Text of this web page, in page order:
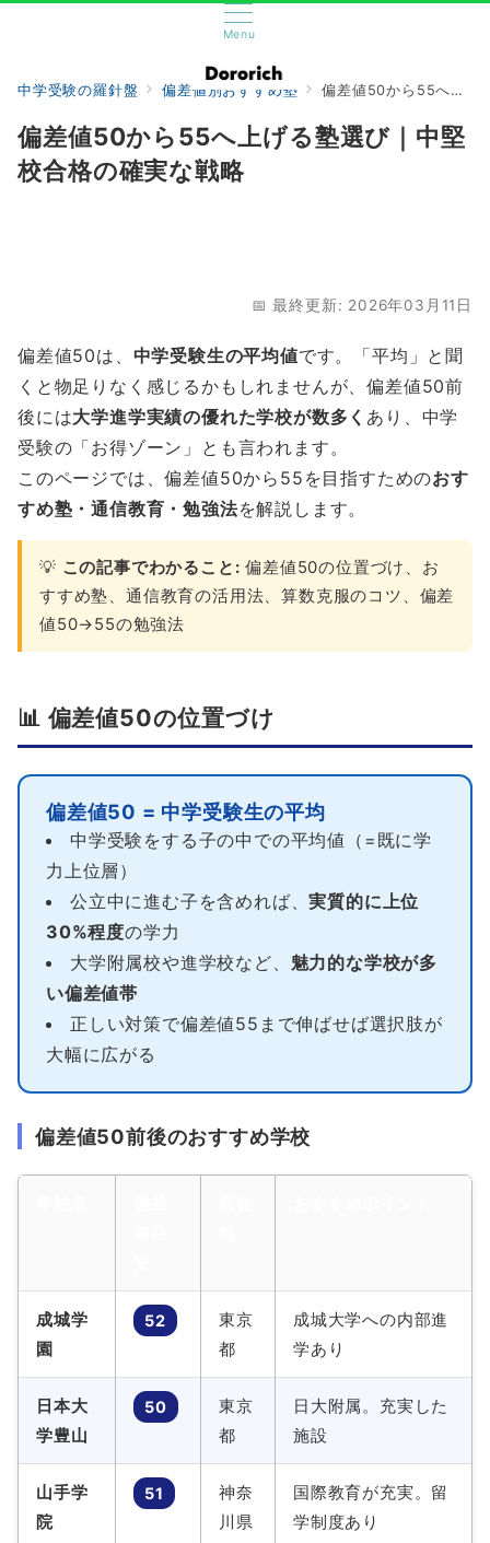
Menu
中学受験の羅針盤 偏差値別おすすめ塾 偏差値50から55へ上げる塾選び｜中堅校合格の確実な戦略
偏差値50から55へ上げる塾選び｜中堅
校合格の確実な戦略
📅 最終更新: 2026年03月11日
偏差値50は、 中学受験生の平均値です。「平均」と聞
くと物足りなく感じるかもしれませんが、偏差値50前
後には大学進学実績の優れた学校が数多く あり、中学
受験の「お得ゾーン」とも言われます。
このページでは、偏差値50から55を目指すためのおす
すめ塾・通信教育・勉強法を解説します。
💡 この記事でわかること: 偏差値50の位置づけ、お
すすめ塾、通信教育の活用法、算数克服のコツ、偏差
値50→55の勉強法
📊 偏差値50の位置づけ
偏差値50 = 中学受験生の平均
中学受験をする子の中での平均値（=既に学
力上位層）
公立中に進む子を含めれば、実質的に上位
30%程度の学力
大学附属校や進学校など、 魅力的な学校が多
い偏差値帯
正しい対策で偏差値55まで伸ばせば選択肢が
大幅に広がる
偏差値50前後のおすすめ学校
成城学
園
52
東京
都
成城大学への内部進
学あり
日本大
学豊山
50
東京
都
日大附属。充実した
施設
山手学
院
51
神奈
川県
国際教育が充実。留
学制度あり